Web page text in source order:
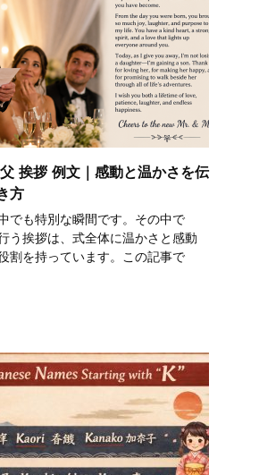
挨拶 例文｜感動と温かさを伝
方
でも特別な瞬間です。その中で
う挨拶は、式全体に温かさと感動
割を持っています。この記事で